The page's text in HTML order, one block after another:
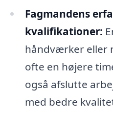
Fagmandens
kvalifikationer:
håndværker eller
ofte en højere
også afslutte
med bedre